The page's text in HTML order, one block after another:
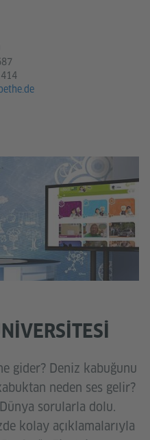
gider? Deniz kabuğunu
neden ses gelir?
sorularla dolu.
kolay açıklamalarıyla